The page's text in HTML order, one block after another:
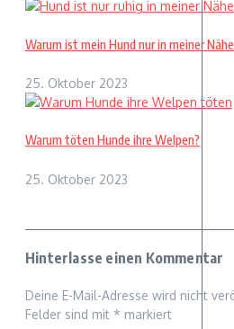
Warum ist mein Hund nur in meiner
25. Oktober 2023
Warum töten Hunde ihre Welpen?
25. Oktober 2023
Hinterlasse einen Kommentar
Deine E-Mail-Adresse wird nicht
Felder sind mit * markiert